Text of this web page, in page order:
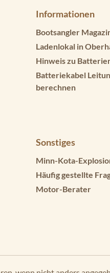
Informationen
Bootsangler
Ladenlokal in
Hinweis zu
Batteriekabel
berechnen
Sonstiges
Minn-Kota-
Häufig gestellte
Motor-Berater